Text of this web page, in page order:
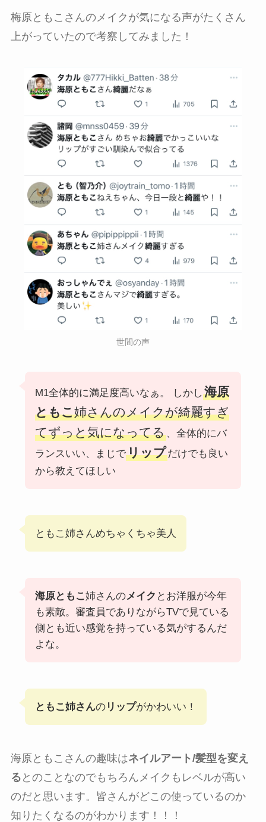
梅原ともこさんのメイクが気になる声がたくさん
上がっていたので考察してみました！
世間の声
M1全体的に満足度高いなぁ。 しかし 海原
ともこ姉さんのメイクが綺麗すぎ
てずっと気になってる、全体的にバ
ランスいい、まじでリップだけでも良い
から教えてほしい
ともこ姉さんめちゃくちゃ美人
海原ともこ姉さんのメイク とお洋服が今年
も素敵。審査員でありながらTVで見ている
側とも近い感覚を持っている気がするんだ
よな。
ともこ姉さんのリップがかわいい！
海原ともこさんの趣味はネイルアート/髪型を変え
る とのことなのでもちろんメイクもレベルが高い
のだと思います。皆さんがどこの使っているのか
知りたくなるのがわかります！！！